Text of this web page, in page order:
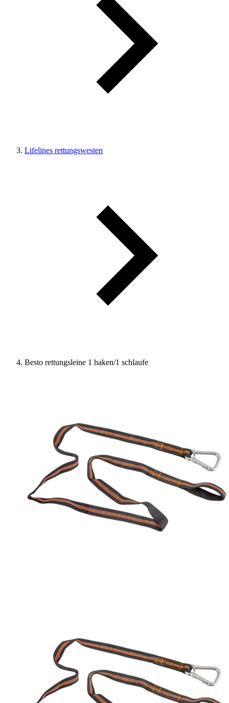
Lifelines rettungswesten
Besto rettungsleine 1 haken/1 schlaufe